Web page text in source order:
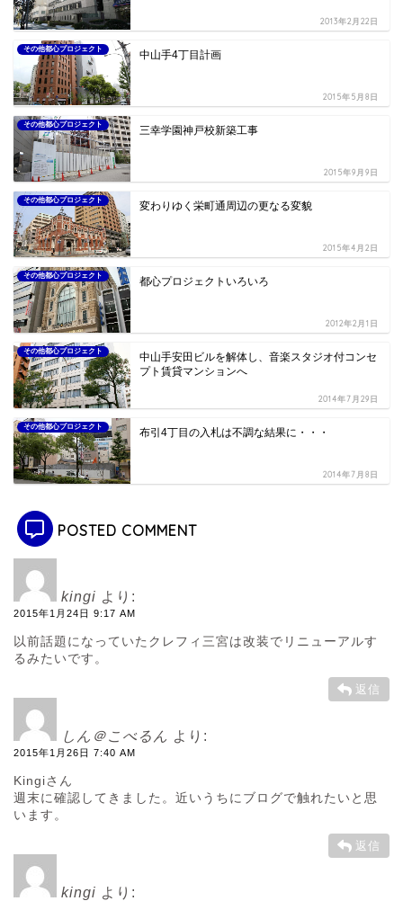
2013年2月22日
その他都心プロジェクト 中山手4丁目計画
2015年5月8日
その他都心プロジェクト 三幸学園神戸校新築工事
2015年9月9日
その他都心プロジェクト 変わりゆく栄町通周辺の更なる変貌
2015年4月2日
その他都心プロジェクト 都心プロジェクトいろいろ
2012年2月1日
その他都心プロジェクト
中山手安田ビルを解体し、音楽スタジオ付コンセ
プト賃貸マンションへ
2014年7月29日
その他都心プロジェクト 布引4丁目の入札は不調な結果に・・・
2014年7月8日
POSTED COMMENT
kingi より:
2015年1月24日 9:17 AM
以前話題になっていたクレフィ三宮は改装でリニューアルす
るみたいです。
返信
しん＠こべるん より:
2015年1月26日 7:40 AM
Kingiさん
週末に確認してきました。近いうちにブログで触れたいと思
います。
返信
kingi より: